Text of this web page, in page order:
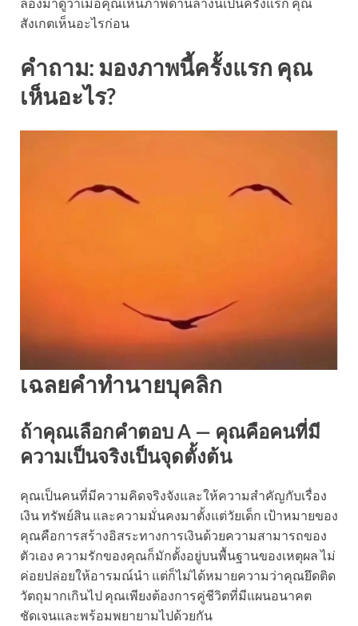
สังเกตเห็นอะไรก่อน
คำถาม: มองภาพนี้ครั้งแรก คุณ
เห็นอะไร?
เฉลยคำทำนายบุคลิก
ถ้าคุณเลือกคำตอบ A — คุณคือคนที่มี
ความเป็นจริงเป็นจุดตั้งต้น
คุณเป็นคนที่มีความคิดจริงจังและให้ความสำคัญกับเรื่อง
เงิน ทรัพย์สิน และความมั่นคงมาตั้งแต่วัยเด็ก เป้าหมายของ
คุณคือการสร้างอิสระทางการเงินด้วยความสามารถของ
ตัวเอง ความรักของคุณก็มักตั้งอยู่บนพื้นฐานของเหตุผล ไม่
ค่อยปล่อยให้อารมณ์นำ แต่ก็ไม่ได้หมายความว่าคุณยึดติด
วัตถุมากเกินไป คุณเพียงต้องการคู่ชีวิตที่มีแผนอนาคต
ชัดเจนและพร้อมพยายามไปด้วยกัน